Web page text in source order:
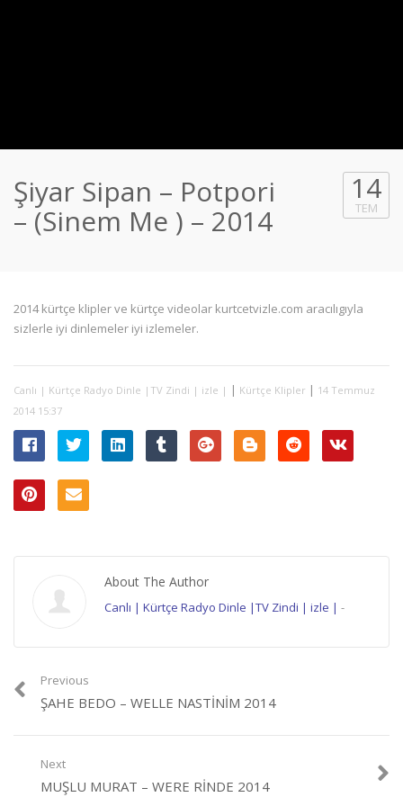
Şiyar Sipan – Potpori
– (Sinem Me ) – 2014
14
TEM
2014 kürtçe klipler ve kürtçe videolar kurtcetvizle.com aracılıgıyla
sizlerle iyi dinlemeler iyi izlemeler.
Canlı | Kürtçe Radyo Dinle |TV Zindi | izle | | Kürtçe Klipler | 14 Temmuz
2014 15:37
About The Author
Canlı | Kürtçe Radyo Dinle |TV Zindi | izle | -
Previous
ŞAHE BEDO – WELLE NASTINIM 2014
Next
MUŞLU MURAT – WERE RINDE 2014